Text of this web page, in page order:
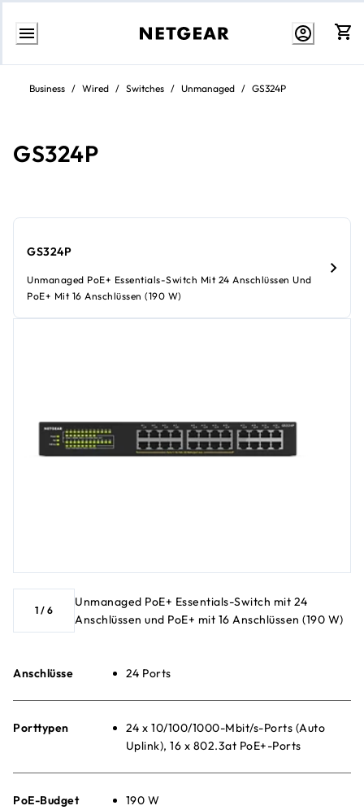
Zum
springen
Business / Wired / Switches / Unmanaged / GS324P
GS324P
1 / 6
Unmanaged PoE+ Essentials-Switch mit 24
Anschlüssen und PoE+ mit 16 Anschlüssen (190 W)
Anschlüsse 24 Ports
Porttypen
24 x 10/100/1000-Mbit/s-Ports (Auto
Uplink), 16 x 802.3at PoE+-Ports
PoE-Budget 190 W
GS324P
Unmanaged PoE+ Essentials-Switch Mit 24 Anschlüssen Und
PoE+ Mit 16 Anschlüssen (190 W)